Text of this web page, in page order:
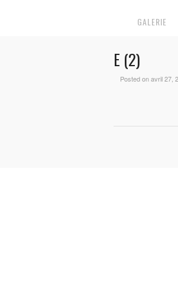
GALERIE
E (2)
Posted on avril